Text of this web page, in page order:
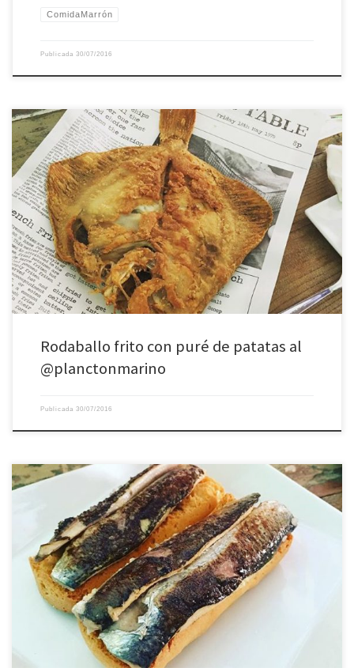
ComidaMarrón
Publicada 30/07/2016
Rodaballo frito con puré de patatas al
@planctonmarino
Publicada 30/07/2016